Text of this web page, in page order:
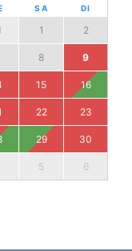
SA DI
1 2
8 9
15 16
22 23
29 30
5 6